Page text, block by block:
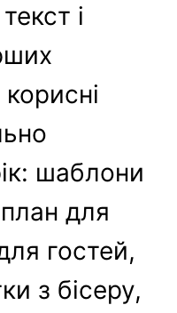
і
шаблони
для
гостей,
з бісеру,